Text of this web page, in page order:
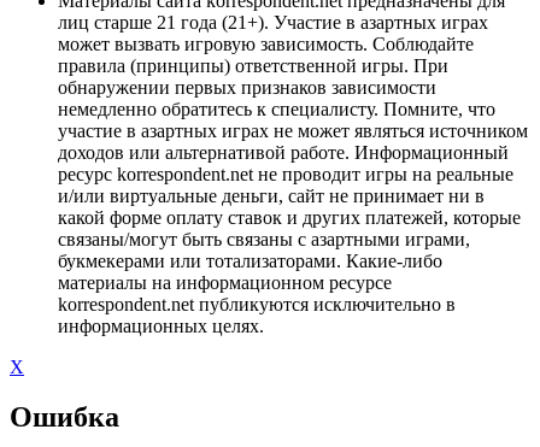
лиц старше 21 года (21+). Участие в азартных играх
может вызвать игровую зависимость. Соблюдайте
правила (принципы) ответственной игры. При
обнаружении первых признаков зависимости
немедленно обратитесь к специалисту. Помните, что
участие в азартных играх не может являться источником
доходов или альтернативой работе. Информационный
ресурс korrespondent.net не проводит игры на реальные
и/или виртуальные деньги, сайт не принимает ни в
какой форме оплату ставок и других платежей, которые
связаны/могут быть связаны с азартными играми,
букмекерами или тотализаторами. Какие-либо
материалы на информационном ресурсе
korrespondent.net публикуются исключительно в
информационных целях.
X
Ошибка